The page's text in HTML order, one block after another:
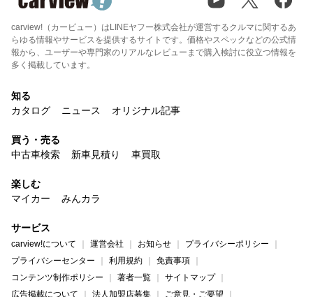
carview!（カービュー）はLINEヤフー株式会社が運営するクルマに関するあ
らゆる情報やサービスを提供するサイトです。価格やスペックなどの公式情
報から、ユーザーや専門家のリアルなレビューまで購入検討に役立つ情報を
多く掲載しています。
知る
カタログ
ニュース オリジナル記事
買う・売る
中古車検索
新車見積り 車買取
楽しむ
マイカー
みんカラ
サービス
carview!について 運営会社 お知らせ
プライバシーポリシー
プライバシーセンター
利用規約
免責事項
コンテンツ制作ポリシー
著者一覧
サイトマップ
広告掲載について
法人加盟店募集 ご意見・ご要望